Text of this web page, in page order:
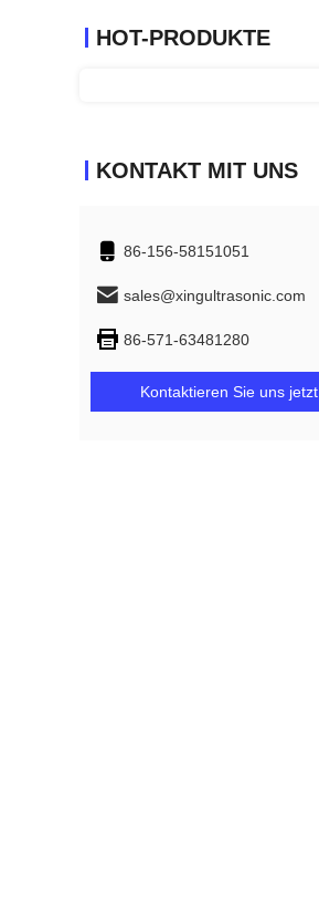
HOT-PRODUKTE
KONTAKT MIT UNS
86-156-58151051
sales@xingultrasonic.com
86-571-63481280
Kontaktieren Sie uns jetzt